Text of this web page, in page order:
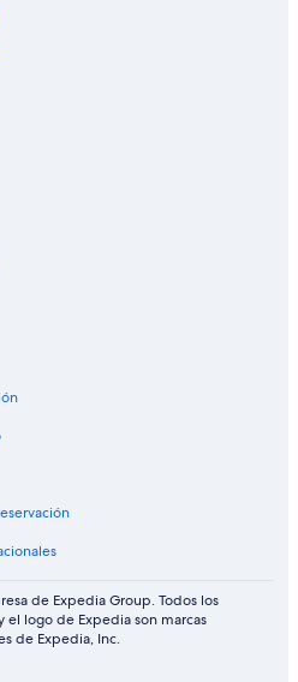
de Expedia Group. Todos los
el logo de Expedia son marcas
de Expedia, Inc.